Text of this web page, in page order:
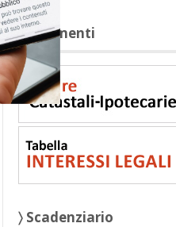
〉 Strumenti
〉 Scadenziario